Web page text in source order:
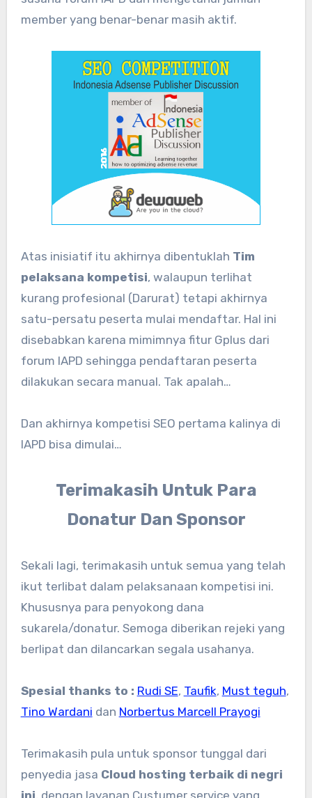
member yang benar-benar masih aktif.
Atas inisiatif itu akhirnya dibentuklah Tim
pelaksana kompetisi, walaupun terlihat
kurang profesional (Darurat) tetapi akhirnya
satu-persatu peserta mulai mendaftar. Hal ini
disebabkan karena mimimnya fitur Gplus dari
forum IAPD sehingga pendaftaran peserta
dilakukan secara manual. Tak apalah…
Dan akhirnya kompetisi SEO pertama kalinya di
IAPD bisa dimulai…
Terimakasih Untuk Para
Donatur Dan Sponsor
Sekali lagi, terimakasih untuk semua yang telah
ikut terlibat dalam pelaksanaan kompetisi ini.
Khususnya para penyokong dana
sukarela/donatur. Semoga diberikan rejeki yang
berlipat dan dilancarkan segala usahanya.
Spesial thanks to : Rudi SE, Taufik, Must teguh,
Tino Wardani dan Norbertus Marcell Prayogi
Terimakasih pula untuk sponsor tunggal dari
penyedia jasa Cloud hosting terbaik di negri